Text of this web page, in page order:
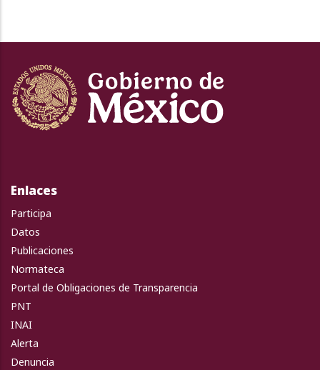
Enlaces
Participa
Datos
Publicaciones
Normateca
Portal de Obligaciones de Transparencia
PNT
INAI
Alerta
Denuncia